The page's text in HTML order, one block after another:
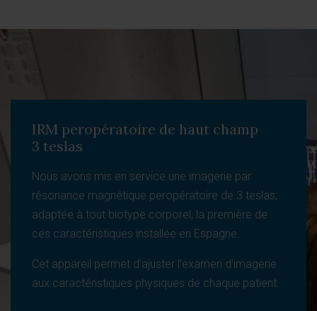
IRM peropératoire de haut champ
3 teslas
Nous avons mis en service une imagerie par
résonance magnétique peropératoire de 3 teslas,
adaptée à tout biotype corporel, la première de
ces caractéristiques installée en Espagne.
Cet appareil permet d’ajuster l’examen d’imagerie
aux caractéristiques physiques de chaque patient.